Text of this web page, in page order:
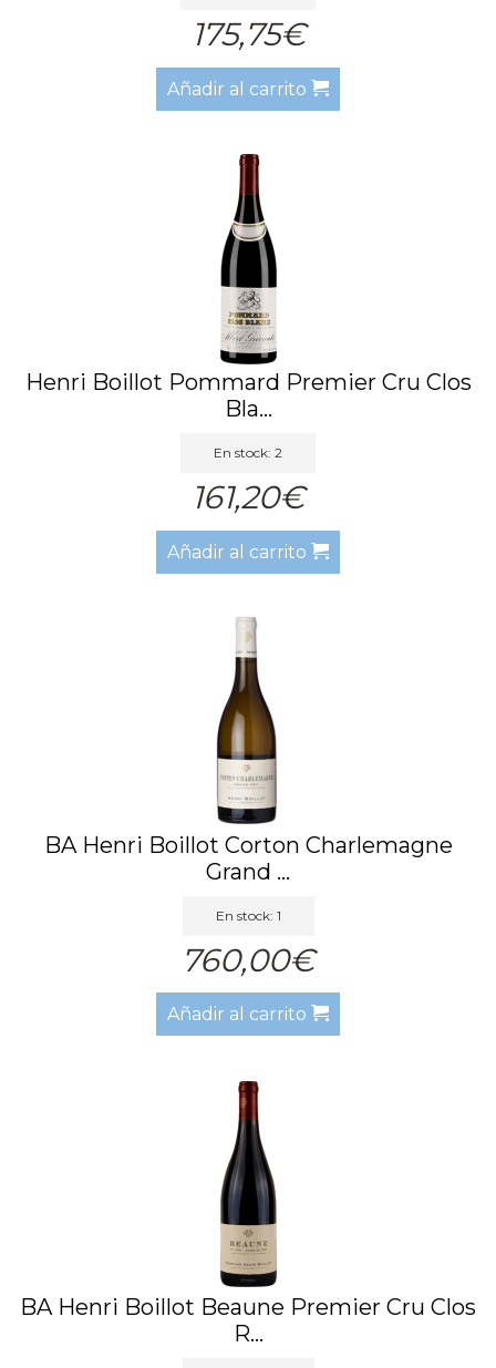
175,75€
Añadir al carrito
Henri Boillot Pommard Premier Cru Clos
Bla...
En stock: 2
161,20€
Añadir al carrito
BA Henri Boillot Corton Charlemagne
Grand ...
En stock: 1
760,00€
Añadir al carrito
BA Henri Boillot Beaune Premier Cru Clos
R...